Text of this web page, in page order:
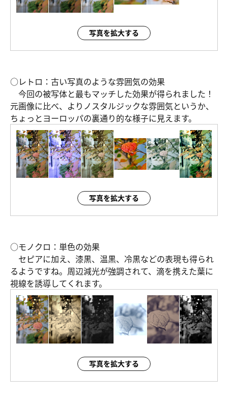
写真を拡大する
○レトロ：古い写真のような雰囲気の効果
今回の被写体と最もマッチした効果が得られました！
元画像に比べ、よりノスタルジックな雰囲気というか、
ちょっとヨーロッパの裏通り的な様子に見えます。
写真を拡大する
○モノクロ：単色の効果
セピアに加え、漆黒、温黒、冷黒などの表現も得られ
るようですね。周辺減光が強調されて、滴を携えた葉に
視線を誘導してくれます。
写真を拡大する